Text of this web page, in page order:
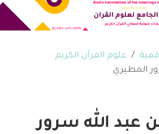
علوم القرآن الكريم
المطيري
عبد الله سرور